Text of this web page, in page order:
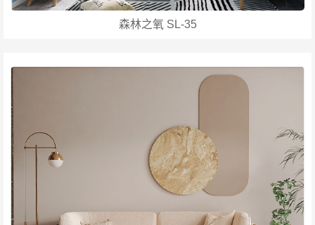
森林之氧 SL-35